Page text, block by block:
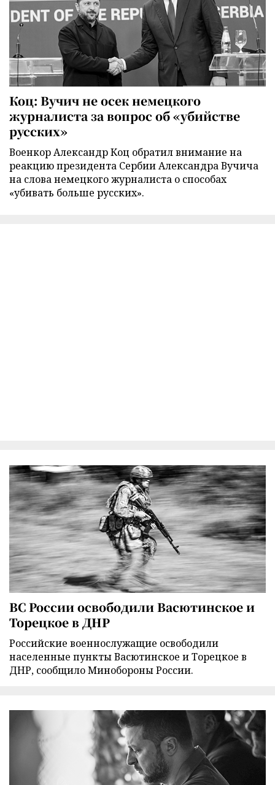
Коц: Вучич не осек немецкого
журналиста за вопрос об «убийстве
русских»
Военкор Александр Коц обратил внимание на
реакцию президента Сербии Александра Вучича
на слова немецкого журналиста о способах
«убивать больше русских».
ВС России освободили Васютинское и
Торецкое в ДНР
Российские военнослужащие освободили
населенные пункты Васютинское и Торецкое в
ДНР, сообщило Минобороны России.